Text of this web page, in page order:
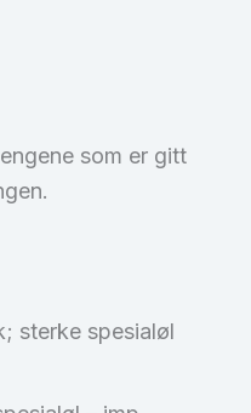
som er gitt
sterke spesialøl